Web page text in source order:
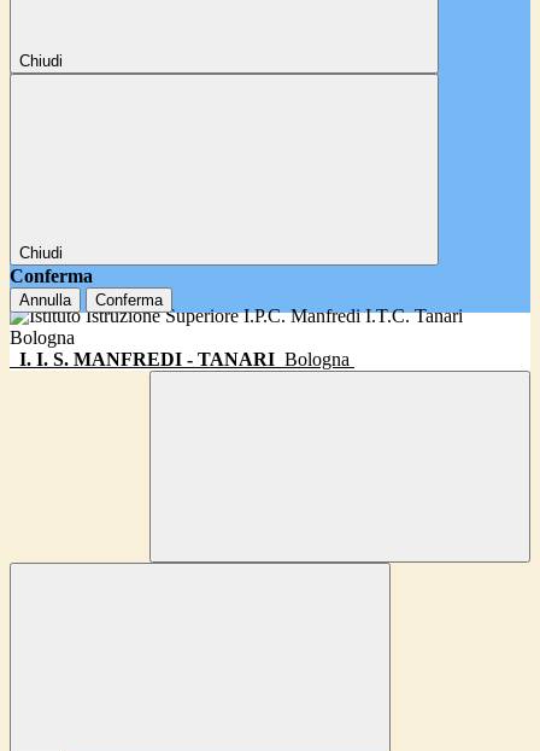
Chiudi
Chiudi
Conferma
Annulla Conferma
I. I. S. MANFREDI - TANARI Bologna